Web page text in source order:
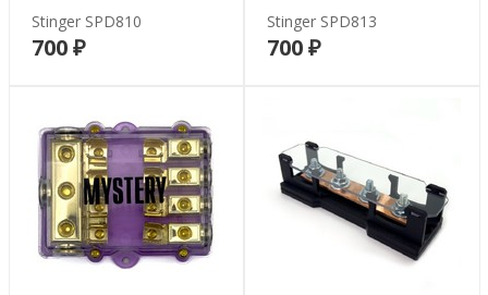
Stinger SPD810
700 ₽В корзину
Stinger SPD813
700 ₽В корзину